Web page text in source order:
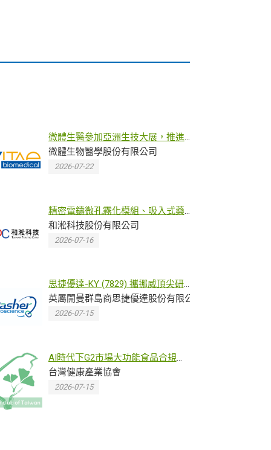
微體生醫參加亞洲生技大展，推進
日本PoC計劃並拓展東南亞布局
微體生物醫學股份有限公司
2026-07-22
精密電鑄微孔霧化模組、吸入式藥
物傳遞霧化片 Product
Specification
和淞科技股份有限公司
2026-07-16
思捷優達-KY (7829) 攜挪威頂尖研
究中心簽MOU 加入全球巴金森氏症
平台臨床試驗HYDRA
英屬開曼群島商思捷優達股份有限公司
2026-07-15
AI時代下G2市場大功能食品合規之
路 台灣健康產業協會7月16日南港
舉辦中美市場法規研討會
台灣健康產業協會
2026-07-15